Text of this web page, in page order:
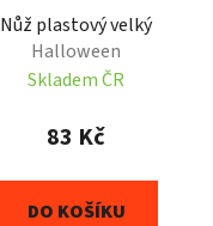
Nůž plastový velký
Halloween
Skladem ČR
83 Kč
DO KOŠÍKU